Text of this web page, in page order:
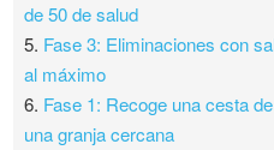
de 50 de salud
5. Fase 3: Eliminaciones con
al máximo
6. Fase 1: Recoge una cesta
una granja cercana